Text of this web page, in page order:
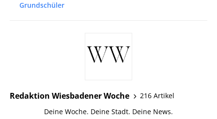
Grundschüler
Redaktion Wiesbadener Woche
216 Artikel
Deine Woche. Deine Stadt. Deine News.